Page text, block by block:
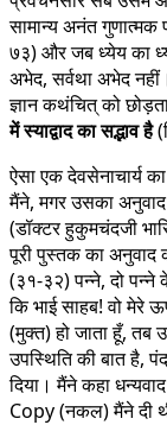
सामान्य अनंत गुणात्मक
७३) और जब ध्येय का
अभेद, सर्वथा अभेद
ज्ञान कथंचित् को
में स्याद्वाद का सद्भाव है
ऐसा एक देवसेनाचार्य
मैंने, मगर उसका
(डॉक्टर हुकुमचंदजी
पूरी पुस्तक का अनुवाद
(३१-३२) पन्ने, दो
कि भाई साहब! वो
(मुक्त) हो जाता हूँ,
उपस्थिति की बात है,
दिया। मैंने कहा
Copy (नकल) मैंने दी